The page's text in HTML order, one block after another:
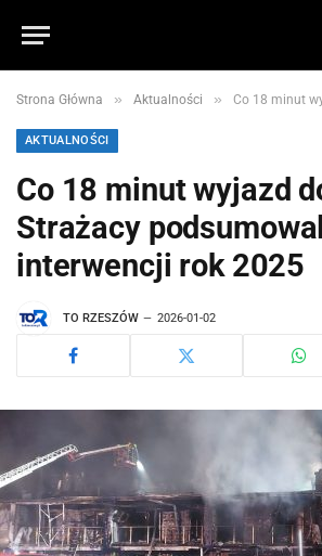
Strona Główna » Aktualności » Co 18 minut wyjazd do akcji.
AKTUALNOŚCI
Co 18 minut wyjazd
Strażacy
interwencji rok 2025
TO RZESZÓW 2026-01-02